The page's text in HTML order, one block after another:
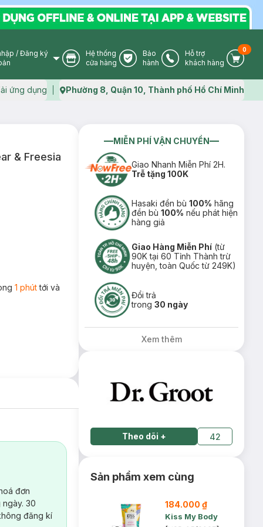
User Icon
/ Đăng ký
Store Icon
Hệ thống
cửa hàng
Warranty Icon
Bảo
hành
Phone Icon
Hỗ trợ
khách hàng
Cart
0
ứng dụng Map icon
Phường 8, Quận 10, Thành phố Hồ Chí Minh
& Freesia
1 phúttới và
đơn
30
đăng kí
MIỄN PHÍ VẬN CHUYỂN
Giao Nhanh Miễn Phí 2H.
Trễ tặng 100K
Hasaki đền bù100% hãng
đền bù100% nếu phát hiện
hàng giả
Giao Hàng Miễn Phí (từ
90K tại 60 Tỉnh Thành trừ
huyện, toàn Quốc từ 249K)
Đổi trả
trong30 ngày
Xem thêm
Theo dõi + 42
Sản phẩm xem cùng
184.000 ₫
Kiss My Body